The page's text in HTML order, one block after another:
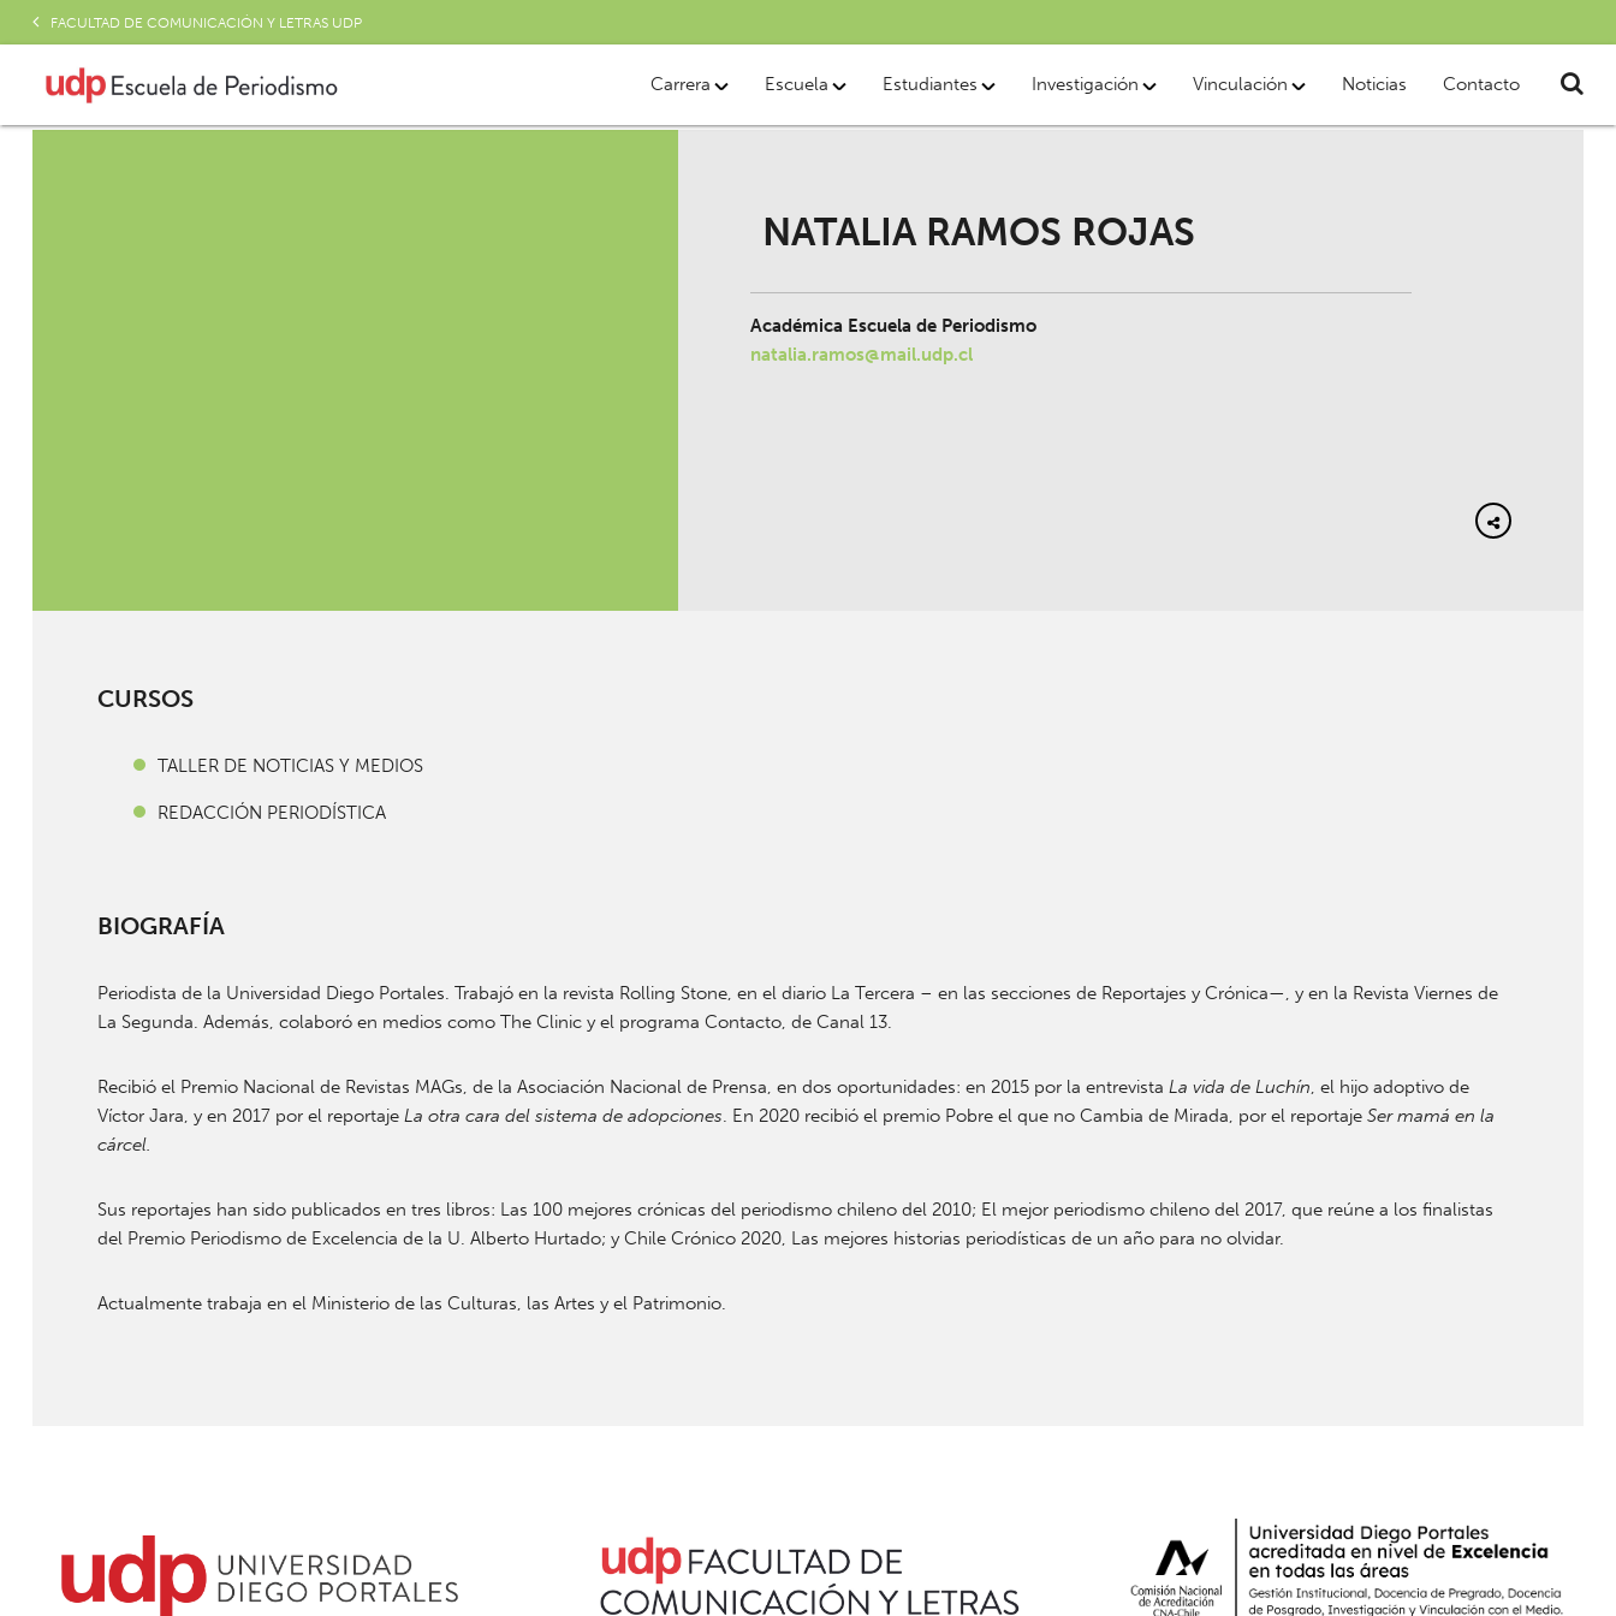
FACULTAD DE COMUNICACIÓN Y LETRAS UDP
Carrera Escuela Estudiantes Investigación Vinculación Noticias Contacto
NATALIA RAMOS ROJAS
Académica Escuela de Periodismo
natalia.ramos@mail.udp.cl
CURSOS
TALLER DE NOTICIAS Y MEDIOS
REDACCIÓN PERIODÍSTICA
BIOGRAFÍA
Periodista de la Universidad Diego Portales. Trabajó en la revista Rolling Stone, en el diario La Tercera – en las secciones de Reportajes y Crónica—, y en la Revista Viernes de
La Segunda. Además, colaboró en medios como The Clinic y el programa Contacto, de Canal 13.
Recibió el Premio Nacional de Revistas MAGs, de la Asociación Nacional de Prensa, en dos oportunidades: en 2015 por la entrevista La vida de Luchín, el hijo adoptivo de
Víctor Jara, y en 2017 por el reportaje La otra cara del sistema de adopciones. En 2020 recibió el premio Pobre el que no Cambia de Mirada, por el reportaje Ser mamá en la
cárcel.
Sus reportajes han sido publicados en tres libros: Las 100 mejores crónicas del periodismo chileno del 2010; El mejor periodismo chileno del 2017, que reúne a los finalistas
del Premio Periodismo de Excelencia de la U. Alberto Hurtado; y Chile Crónico 2020, Las mejores historias periodísticas de un año para no olvidar.
Actualmente trabaja en el Ministerio de las Culturas, las Artes y el Patrimonio.